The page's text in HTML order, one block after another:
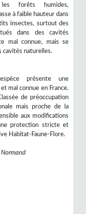
les forêts humides,
à faible hauteur dans
insectes, surtout des
dans des cavités
mal connue, mais se
cavités naturelles.
présente une
mal connue en France.
de préoccupation
mais proche de la
aux modifications
protection stricte et
Habitat-Faune-Flore.
Normand